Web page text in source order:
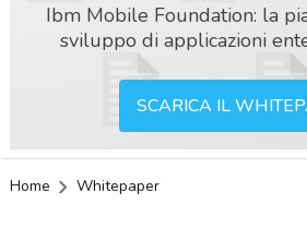
Ibm Mobile Foundation: la
sviluppo di applicazioni
SCARICA IL
Home Whitepaper